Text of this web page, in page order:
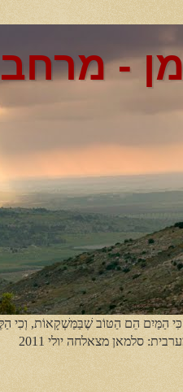
-
הַמַּיִם הֵם הַטּוֹב שֶׁבַּמַּשְׁקָאוֹת, וְכִי
סלמאן מצאלחה יולי 2011